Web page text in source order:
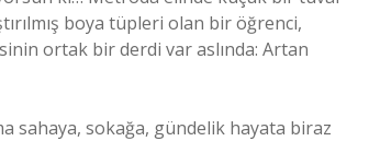
boya tüpleri olan bir öğrenci,
ortak bir derdi var aslında: Artan
sahaya, sokağa, gündelik hayata biraz